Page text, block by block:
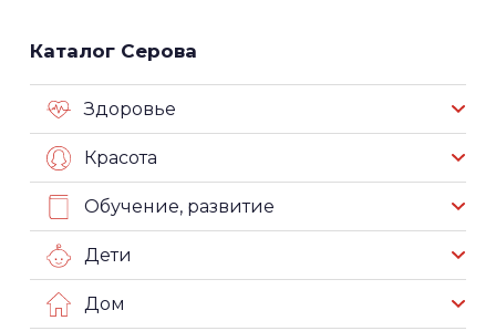
Каталог Серова
Здоровье
Красота
Обучение, развитие
Дети
Дом